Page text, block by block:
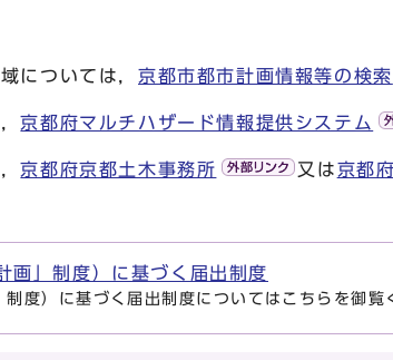
ついては， 京都市都市計画情報等の検索
京都府マルチハザード情報提供システム
京都府京都土木事務所 又は京都
画」制度）に基づく届出制度
度）に基づく届出制度についてはこちらを御覧